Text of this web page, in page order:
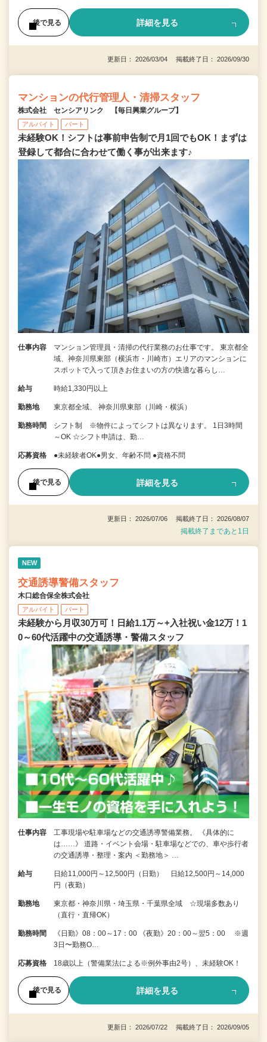
後で見る 詳細を見る
更新日： 2026/03/04 掲載終了日： 2026/09/30
マンションの代行管理人・清掃スタッフ
株式会社 センシアリンク 【毎日興業グループ】
アルバイト パート
未経験OK！シフトは事前申告制で月1回でもOK！まずは
登録して都合に合わせて働く事が出来ます♪
仕事内容
マンション管理員・清掃の代行業務のお仕事です。 東京都全
域、神奈川県東部（横浜市・川崎市）エリアのマンションに
スポットで入って頂きお住まいの方の快適な暮らし…
給与 時給1,330円以上
勤務地 東京都全域、 神奈川県東部（川崎・横浜）
勤務時間
シフト制 ※物件によってシフトは異なります。 1日3時間
～OK ☆シフト申請は、勤…
応募資格 ●未経験者OK●男女、年齢不問 ●資格不問
後で見る 詳細を見る
更新日： 2026/07/06 掲載終了日： 2026/08/07
掲載終了まであと1日
NEW
交通誘導警備スタッフ
木口総合保全株式会社
アルバイト パート
未経験から月収30万可！日給1.1万～+入社祝い金12万！1
0～60代活躍中の交通誘導・警備スタッフ
仕事内容
工事現場や駐車場などの交通誘導警備業務。 《具体的に
は……》 道路・イベント会場・駐車場などでの、車や歩行者
の交通誘導・整理・案内 ＜勤務地＞ …
給与
日給11,000円～12,500円（日勤） 日給12,500円～14,000
円（夜勤）
勤務地
東京都・神奈川県・埼玉県・千葉県全域 ☆現場多数あり
（直行・直帰OK）
勤務時間
《日勤》08：00～17：00 《夜勤》20：00～翌5：00 ※週
3日〜勤務O…
応募資格 18歳以上（警備業法による※例外事由2号）、未経験OK！
後で見る 詳細を見る
更新日： 2026/07/22 掲載終了日： 2026/09/05